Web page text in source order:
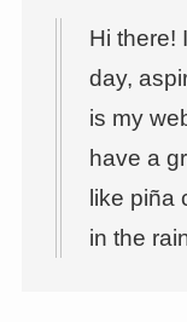
Hi there!
day,
is my
have a
like piña
in the